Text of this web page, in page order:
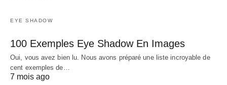
EYE SHADOW
100 Exemples Eye Shadow En Images
Oui, vous avez bien lu. Nous avons préparé une liste incroyable de
cent exemples de…
7 mois ago